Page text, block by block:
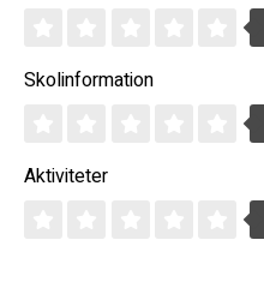
Skolinformation
Aktiviteter